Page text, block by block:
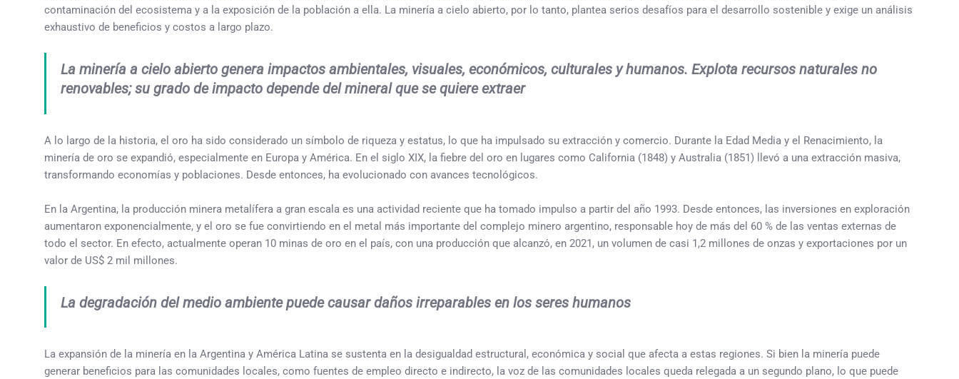
contaminación del ecosistema y a la exposición de la población a ella. La minería a cielo abierto, por lo tanto, plantea serios desafíos para el desarrollo sostenible y exige un análisis
exhaustivo de beneficios y costos a largo plazo.
La minería a cielo abierto genera impactos ambientales, visuales, económicos, culturales y humanos. Explota recursos naturales no
renovables; su grado de impacto depende del mineral que se quiere extraer
A lo largo de la historia, el oro ha sido considerado un símbolo de riqueza y estatus, lo que ha impulsado su extracción y comercio. Durante la Edad Media y el Renacimiento, la
minería de oro se expandió, especialmente en Europa y América. En el siglo XIX, la fiebre del oro en lugares como California (1848) y Australia (1851) llevó a una extracción masiva,
transformando economías y poblaciones. Desde entonces, ha evolucionado con avances tecnológicos.
En la Argentina, la producción minera metalífera a gran escala es una actividad reciente que ha tomado impulso a partir del año 1993. Desde entonces, las inversiones en exploración
aumentaron exponencialmente, y el oro se fue convirtiendo en el metal más importante del complejo minero argentino, responsable hoy de más del 60 % de las ventas externas de
todo el sector. En efecto, actualmente operan 10 minas de oro en el país, con una producción que alcanzó, en 2021, un volumen de casi 1,2 millones de onzas y exportaciones por un
valor de US$ 2 mil millones.
La degradación del medio ambiente puede causar daños irreparables en los seres humanos
La expansión de la minería en la Argentina y América Latina se sustenta en la desigualdad estructural, económica y social que afecta a estas regiones. Si bien la minería puede
generar beneficios para las comunidades locales, como fuentes de empleo directo e indirecto, la voz de las comunidades locales queda relegada a un segundo plano, lo que puede